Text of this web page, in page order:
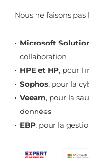
Nous ne faisons pas
Microsoft
collaboration
HPE et HP, pour
Sophos, pour la
Veeam, pour la
données
EBP, pour la